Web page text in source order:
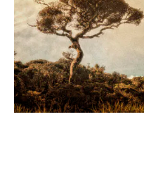
“Naturaleza” & “Chat rit
varie”
つぼみ堂｜
TSUBOMIDO